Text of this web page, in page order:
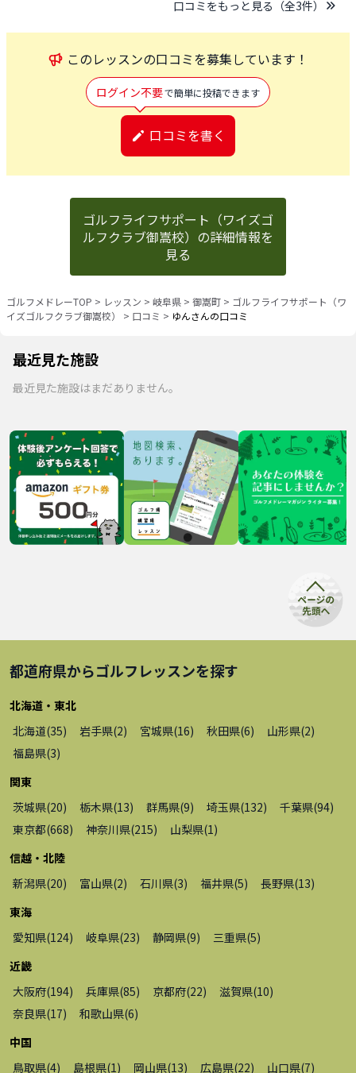
口コミをもっと見る（全3件）
このレッスンの口コミを募集しています！
ログイン不要で簡単に投稿できます
口コミを書く
ゴルフライフサポート（ワイズゴ
ルフクラブ御嵩校）の詳細情報を
見る
ゴルフメドレーTOP > レッスン > 岐阜県 > 御嵩町 > ゴルフライフサポート（ワ
イズゴルフクラブ御嵩校）
> 口コミ > ゆんさんの口コミ
最近見た施設
最近見た施設はまだありません。
都道府県からゴルフレッスンを探す
北海道・東北
北海道(35) 岩手県(2) 宮城県(16) 秋田県(6) 山形県(2)
福島県(3)
関東
茨城県(20) 栃木県(13) 群馬県(9) 埼玉県(132) 千葉県(94)
東京都(668) 神奈川県(215) 山梨県(1)
信越・北陸
新潟県(20) 富山県(2) 石川県(3) 福井県(5) 長野県(13)
東海
愛知県(124) 岐阜県(23) 静岡県(9) 三重県(5)
近畿
大阪府(194) 兵庫県(85) 京都府(22) 滋賀県(10)
奈良県(17) 和歌山県(6)
中国
鳥取県(4) 島根県(1) 岡山県(13) 広島県(22) 山口県(7)